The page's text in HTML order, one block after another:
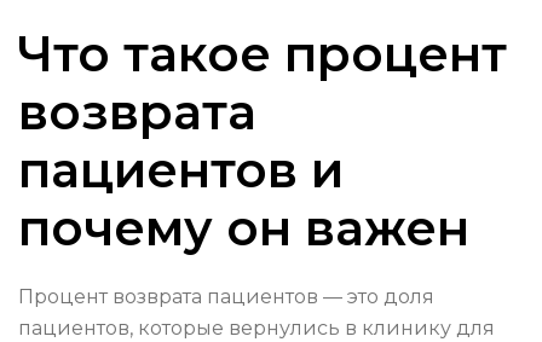
Что такое процент
возврата
пациентов и
почему он важен
Процент возврата пациентов — это доля
пациентов, которые вернулись в клинику для